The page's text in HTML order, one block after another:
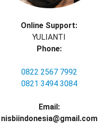
Online Support:
YULIANTI
Phone:
0822 2567 7992
0821 3494 3084
Email:
nisbiindonesia@gmail.com